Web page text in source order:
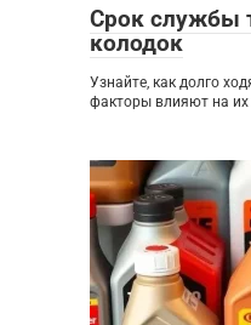
Срок службы
колодок
Узнайте, как долго
факторы влияют на их